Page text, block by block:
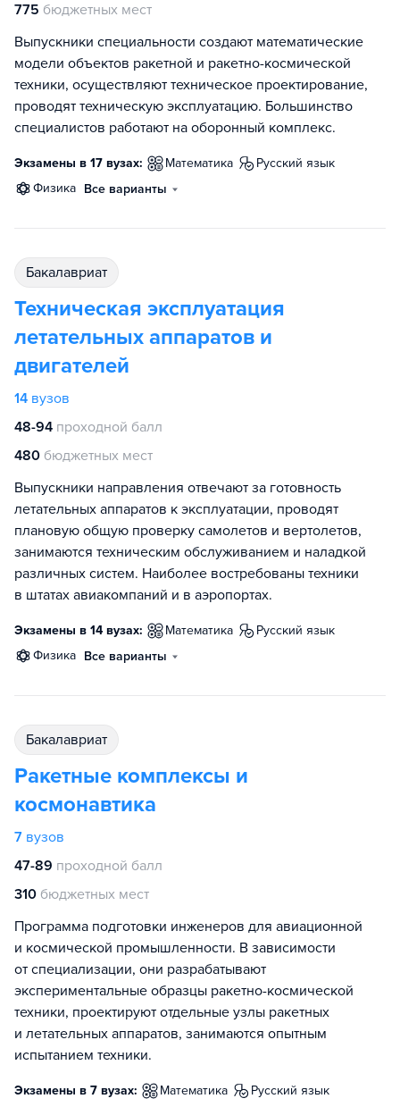
775 бюджетных мест
Выпускники специальности создают математические
модели объектов ракетной и ракетно-космической
техники, осуществляют техническое проектирование,
проводят техническую эксплуатацию. Большинство
специалистов работают на оборонный комплекс.
Экзамены в 17 вузах: математика
русский язык
физика Все варианты
бакалавриат
Техническая эксплуатация
летательных аппаратов и
двигателей
14 вузов
48-94 проходной балл
480 бюджетных мест
Выпускники направления отвечают за готовность
летательных аппаратов к эксплуатации, проводят
плановую общую проверку самолетов и вертолетов,
занимаются техническим обслуживанием и наладкой
различных систем. Наиболее востребованы техники
в штатах авиакомпаний и в аэропортах.
Экзамены в 14 вузах: математика
русский язык
физика Все варианты
бакалавриат
Ракетные комплексы и
космонавтика
7 вузов
47-89 проходной балл
310 бюджетных мест
Программа подготовки инженеров для авиационной
и космической промышленности. В зависимости
от специализации, они разрабатывают
экспериментальные образцы ракетно-космической
техники, проектируют отдельные узлы ракетных
и летательных аппаратов, занимаются опытным
испытанием техники.
Экзамены в 7 вузах: математика
русский язык